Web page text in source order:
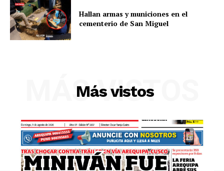
Hallan armas y municiones en el
cementerio de San Miguel
Más vistos
MÁS VISTOS